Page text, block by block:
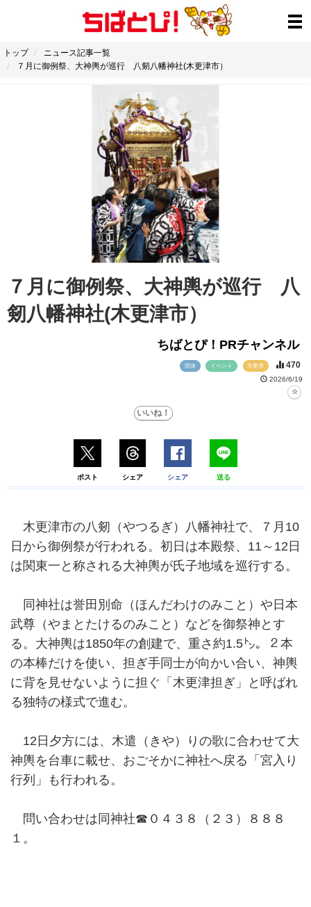
トップ
ニュース記事一覧
７月に御例祭、大神輿が巡行 八剱八幡神社(木更津市）
７月に御例祭、大神輿が巡行 八
剱八幡神社(木更津市）
ちばとぴ！PRチャンネル
団体 イベント 木更津 470
2026/6/19
ポスト シェア シェア 送る
木更津市の八剱（やつるぎ）八幡神社で、７月10
日から御例祭が行われる。初日は本殿祭、11～12日
は関東一と称される大神輿が氏子地域を巡行する。
同神社は誉田別命（ほんだわけのみこと）や日本
武尊（やまとたけるのみこと）などを御祭神とす
る。大神輿は1850年の創建で、重さ約1.5㌧。２本
の本棒だけを使い、担ぎ手同士が向かい合い、神輿
に背を見せないように担ぐ「木更津担ぎ」と呼ばれ
る独特の様式で進む。
12日夕方には、木遣（きや）りの歌に合わせて大
神輿を台車に載せ、おごそかに神社へ戻る「宮入り
行列」も行われる。
問い合わせは同神社☎︎０４３８（２３）８８８
１。